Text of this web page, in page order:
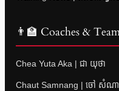
👨‍🏫 Coaches &
Chea Yuta Aka | ជា យុថា
Chaut Samnang | ចៅ សំណ